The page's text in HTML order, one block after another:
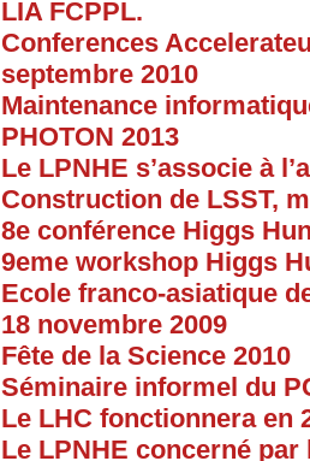
LIA FCPPL.
Conferences
septembre 2010
Maintenance
PHOTON 2013
Le LPNHE s’associe à
Construction de LSST,
8e conférence Higgs
9eme workshop Higgs
Ecole franco-asiatique
18 novembre 2009
Fête de la Science 2010
Séminaire informel du
Le LHC fonctionnera en
Le LPNHE concerné par